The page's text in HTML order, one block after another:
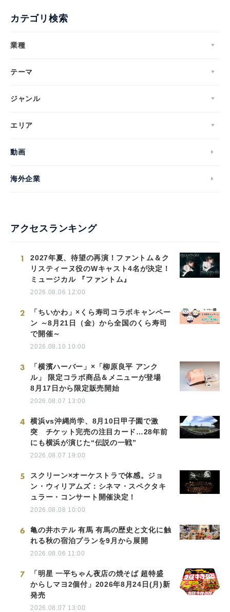
カテゴリ検索
業種
テーマ
ジャンル
エリア
動画
海外企業
アクセスランキング
1
2027年夏、待望の再演！ファントム＆ク
リスティーヌ役のWキャスト4名が決定！
ミュージカル 『ファントム』
2026.08.06 12:00
2
「ちいかわ」×くら寿司コラボキャンペー
ン ～8月21日（金）から全国のくら寿司
で開催～
2026.08.10 10:00
3
「横濱ハーバー」×「柳原良平 アンク
ル」 限定コラボ商品＆メニューが登場
8月17日から限定販売開始
2026.08.07 13:00
4
横浜vs沖縄尚学、8月10日甲子園で激
突 チケット完売の注目カード…28年前
にも横浜が演じた“伝説の一戦”
2026.08.07 19:00
5
スクリーン×オーケストラで体感。ジョ
ン・ウィリアムズ：シネマ・スペクタキ
ュラー・コンサート開催決定！
2026.08.08 10:00
6
亀の井ホテル 有馬 有馬の歴史と文化に触
れる秋の宿泊プランを9月から展開
2026.08.06 11:00
7
「明星 一平ちゃん夜店の焼そば 超特盛
からしマヨ2個付」2026年8月24日(月)新
発売
2026.08.07 13:00